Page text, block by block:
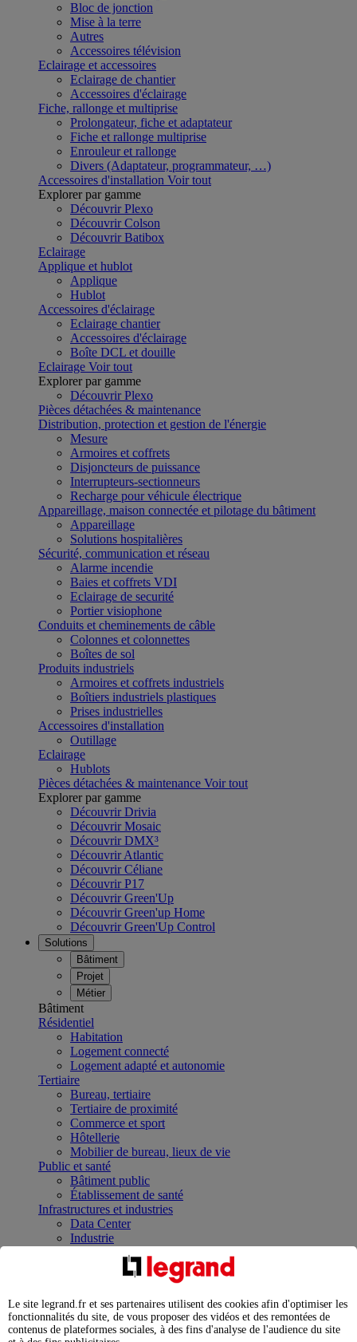
Bloc de jonction
Mise à la terre
Autres
Accessoires télévision
Eclairage et accessoires
Eclairage de chantier
Accessoires d'éclairage
Fiche, rallonge et multiprise
Prolongateur, fiche et adaptateur
Fiche et rallonge multiprise
Enrouleur et rallonge
Divers (Adaptateur, programmateur, …)
Accessoires d'installation Voir tout
Explorer par gamme
Découvrir Plexo
Découvrir Colson
Découvrir Batibox
Eclairage
Applique et hublot
Applique
Hublot
Accessoires d'éclairage
Eclairage chantier
Accessoires d'éclairage
Boîte DCL et douille
Eclairage Voir tout
Explorer par gamme
Découvrir Plexo
Pièces détachées & maintenance
Distribution, protection et gestion de l'énergie
Mesure
Armoires et coffrets
Disjoncteurs de puissance
Interrupteurs-sectionneurs
Recharge pour véhicule électrique
Appareillage, maison connectée et pilotage du bâtiment
Appareillage
Solutions hospitalières
Sécurité, communication et réseau
Alarme incendie
Baies et coffrets VDI
Eclairage de securité
Portier visiophone
Conduits et cheminements de câble
Colonnes et colonnettes
Boîtes de sol
Produits industriels
Armoires et coffrets industriels
Boîtiers industriels plastiques
Prises industrielles
Accessoires d'installation
Outillage
Eclairage
Hublots
Pièces détachées & maintenance Voir tout
Explorer par gamme
Découvrir Drivia
Découvrir Mosaic
Découvrir DMX³
Découvrir Atlantic
Découvrir Céliane
Découvrir P17
Découvrir Green'Up
Découvrir Green'up Home
Découvrir Green'Up Control
Solutions
Bâtiment
Projet
Métier
Bâtiment
Résidentiel
Habitation
Logement connecté
Logement adapté et autonomie
Tertiaire
Bureau, tertiaire
Tertiaire de proximité
Commerce et sport
Hôtellerie
Mobilier de bureau, lieux de vie
Public et santé
Bâtiment public
Établissement de santé
Infrastructures et industries
Data Center
Industrie
Infrastructures
Contrôler et planifier le fonctionnement des appareils
Répartir et optimiser son tableau électrique
Legrand Data Center Solutions : concentrer les
expertises au service de vos performances
Le site legrand.fr et ses partenaires utilisent des cookies afin d'optimiser les
fonctionnalités du site, de vous proposer des vidéos et des remontées de
contenus de plateformes sociales, à des fins d'analyse de l'audience du site